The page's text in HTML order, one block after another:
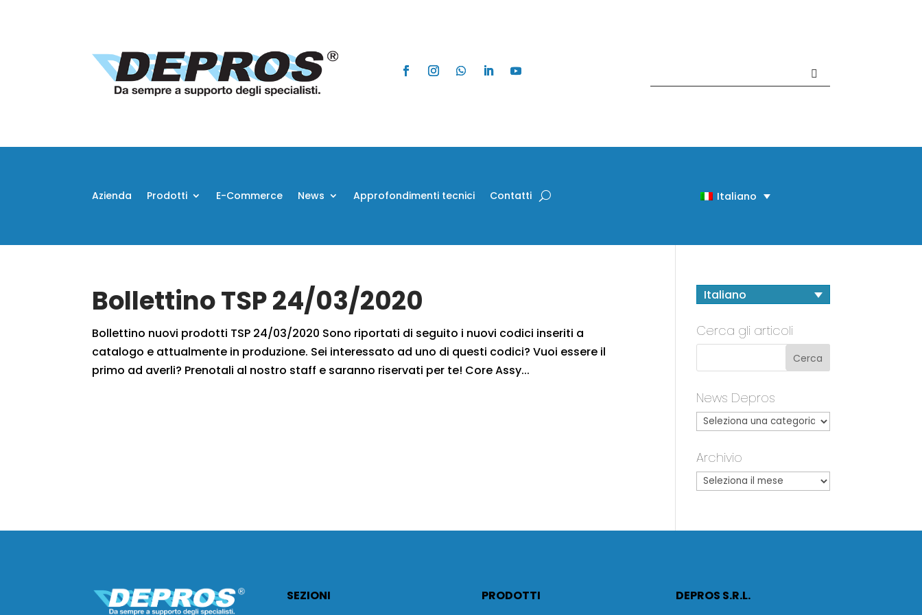
Azienda Prodotti E-Commerce News Approfondimenti tecnici Contatti Italiano
Bollettino TSP 24/03/2020
Bollettino nuovi prodotti TSP 24/03/2020 Sono riportati di seguito i nuovi codici inseriti a
catalogo e attualmente in produzione. Sei interessato ad uno di questi codici? Vuoi essere il
primo ad averli? Prenotali al nostro staff e saranno riservati per te! Core Assy...
Italiano
Cerca gli articoli
News Depros
Archivio
SEZIONI
PRODOTTI
DEPROS S.R.L.